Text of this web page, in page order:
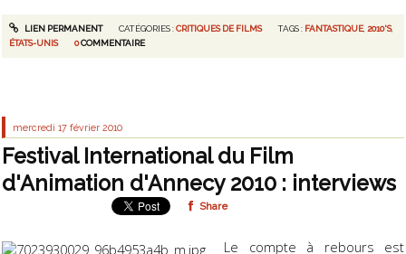
LIEN PERMANENT CATÉGORIES :CRITIQUES DE FILMS TAGS : FANTASTIQUE 2010'S,
ÉTATS-UNIS
0COMMENTAIRE
mercredi 17 février 2010
Festival International du Film
d'Animation d'Annecy 2010 : interviews
Share
Le compte à rebours est